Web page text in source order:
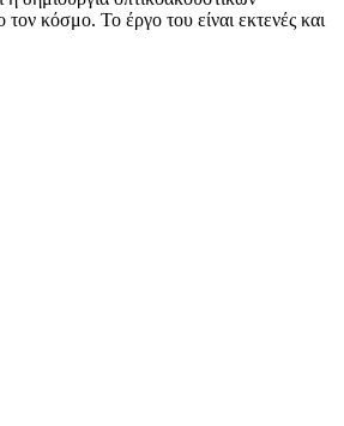
κόσμο. Το έργο του είναι εκτενές και